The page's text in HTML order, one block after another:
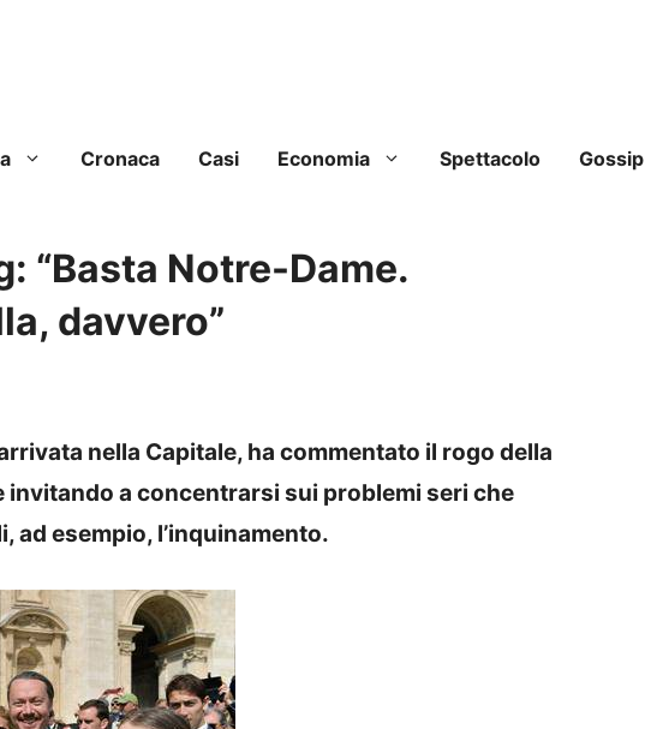
Cronaca Casi Economia Spettacolo Gossip
“Basta Notre-Dame.
davvero”
nella Capitale, ha commentato il rogo della
invitando a concentrarsi sui problemi seri che
ad esempio, l’inquinamento.